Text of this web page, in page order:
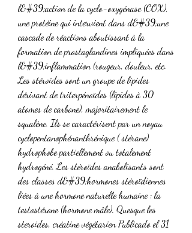
l&#39;action de la cyclo-oxygénase (COX),
une protéine qui intervient dans d&#39;une
cascade de réactions aboutissant à la
formation de prostaglandines impliquées dans
l&#39;inflammation (rougeur, douleur, etc.
Les stéroïdes sont un groupe de lipides
dérivant de triterpénoïdes (lipides à 30
atomes de carbone), majoritairement le
squalène. Ils se caractérisent par un noyau
cyclopentanophénanthrénique ( stérane)
hydrophobe partiellement ou totalement
hydrogéné. Les stéroïdes anabolisants sont
des classes d&#39;hormones stéroïdiennes
liées à une hormone naturelle humaine : la
testostérone (hormone mâle). Quesque les
steroides, créatine végétarien Publicado el 31